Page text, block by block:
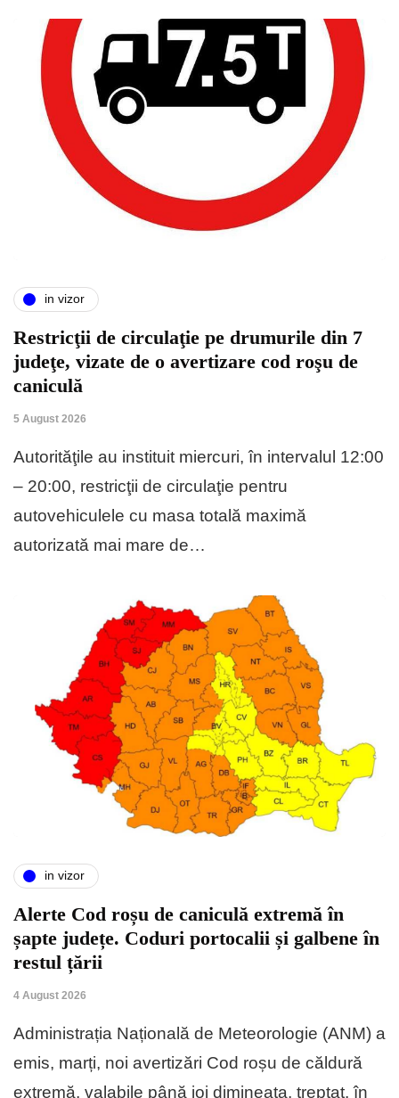
in vizor
Restricţii de circulaţie pe drumurile din 7
judeţe, vizate de o avertizare cod roşu de
caniculă
5 August 2026
Autorităţile au instituit miercuri, în intervalul 12:00
– 20:00, restricţii de circulaţie pentru
autovehiculele cu masa totală maximă
autorizată mai mare de…
in vizor
Alerte Cod roșu de caniculă extremă în
șapte județe. Coduri portocalii și galbene în
restul țării
4 August 2026
Administrația Națională de Meteorologie (ANM) a
emis, marți, noi avertizări Cod roșu de căldură
extremă, valabile până joi dimineața, treptat, în